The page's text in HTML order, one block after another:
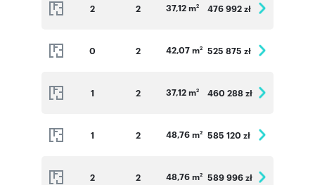
2 2 37,12 m2 476 992 zł
0 2 42,07 m2 525 875 zł
1 2 37,12 m2 460 288 zł
1 2 48,76 m2 585 120 zł
2 2 48,76 m2 589 996 zł